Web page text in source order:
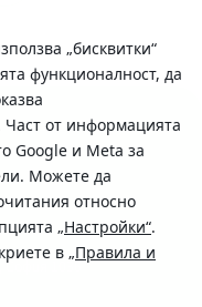
„бисквитки“
функционалност, да
от информацията
Google и Meta за
Можете да
относно
„Настройки“.
в „Правила и
София 1036